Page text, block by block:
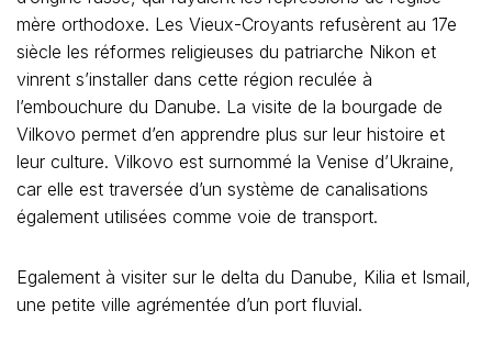
mère orthodoxe. Les Vieux-Croyants refusèrent au 17e
siècle les réformes religieuses du patriarche Nikon et
vinrent s’installer dans cette région reculée à
l’embouchure du Danube. La visite de la bourgade de
Vilkovo permet d’en apprendre plus sur leur histoire et
leur culture. Vilkovo est surnommé la Venise d’Ukraine,
car elle est traversée d’un système de canalisations
également utilisées comme voie de transport.
Egalement à visiter sur le delta du Danube, Kilia et Ismail,
une petite ville agrémentée d’un port fluvial.